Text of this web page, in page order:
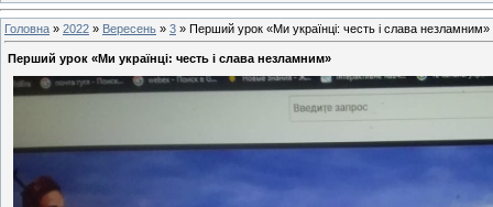
Головна » 2022 » Вересень » 3 » Перший урок «Ми українці: честь і слава незламним»
Перший урок «Ми українці: честь і слава незламним»